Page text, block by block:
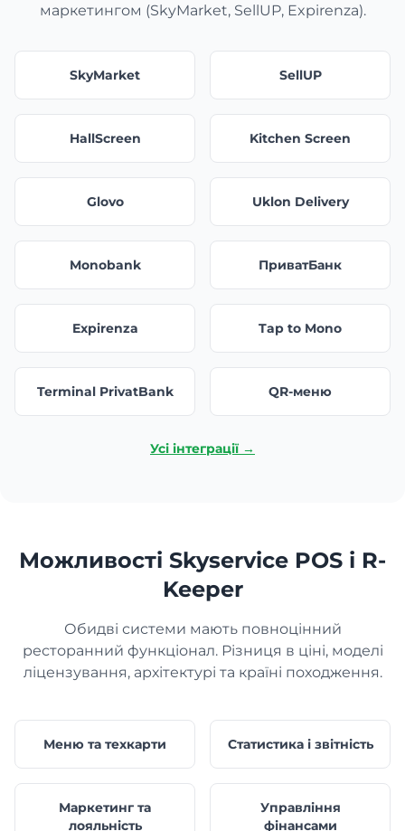
маркетингом (SkyMarket, SellUP, Expirenza).
SkyMarket SellUP
HallScreen Kitchen Screen
Glovo Uklon Delivery
Monobank ПриватБанк
Expirenza Tap to Mono
Terminal PrivatBank QR-меню
Усі інтеграції →
Можливості Skyservice POS і R-
Keeper
Обидві системи мають повноцінний
ресторанний функціонал. Різниця в ціні, моделі
ліцензування, архітектурі та країні походження.
Меню та техкарти Статистика і звітність
Маркетинг та
лояльність
Управління
фінансами